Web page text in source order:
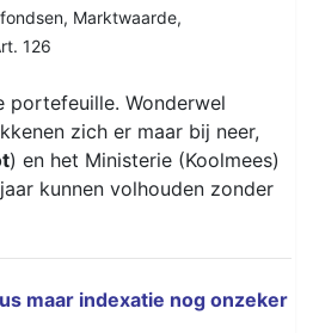
, Marktwaarde,
126
portefeuille. Wonderwel
zich er maar bij neer,
) en het Ministerie (Koolmees)
kunnen volhouden zonder
maar indexatie nog onzeker